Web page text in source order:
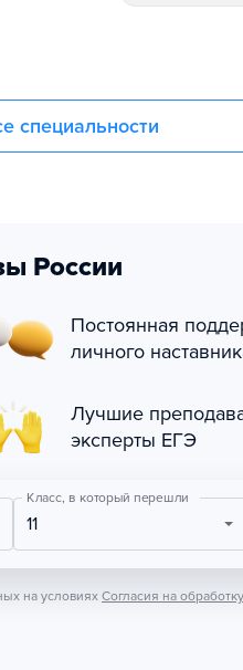
специальности
России
Постоянная
личного
Лучшие
эксперты ЕГЭ
Класс, в который перешли
11
на условиях Согласия на